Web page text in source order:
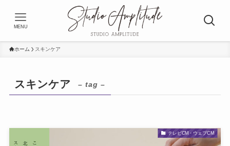
MENU
ホーム スキンケア
スキンケア – tag –
テレビCM・ウェブCM